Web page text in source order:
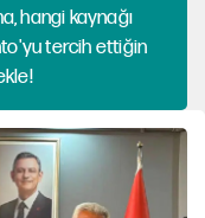
hangi kaynağı
tercih ettiğin